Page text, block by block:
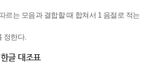
르는 모음과 결합할 때 합쳐서 1 음절로 적는
정한다.
글 대조표